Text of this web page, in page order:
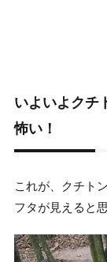
いよいよクチ
怖い！
これが、クチト
フタが見えると